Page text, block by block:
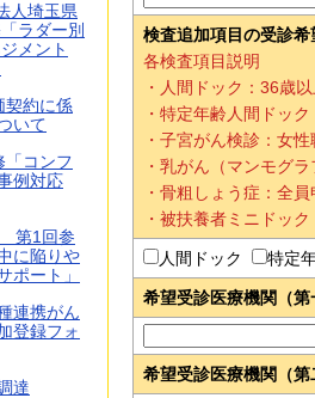
人埼玉県
ラダー別
メント
契約に係
いて
コンフ
例対応
第1回参
に陥りや
ポート」
連携がん
登録フォ
達
検査追加項目の受診希
各検査項目説明
・人間ドック：36歳
・特定年齢人間ドッ
・子宮がん検診：女
・乳がん（マンモグ
・骨粗しょう症：全
・被扶養者ミニドッ
人間ドック 特定
希望受診医療機関（第
希望受診医療機関（第